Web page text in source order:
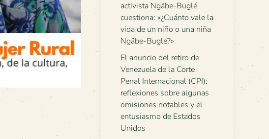
activista Ngäbe-Buglé
cuestiona: «¿Cuánto vale la
vida de un niño o una niña
Ngäbe-Buglé?»
El anuncio del retiro de
Venezuela de la Corte
Penal Internacional (CPI):
reflexiones sobre algunas
omisiones notables y el
entusiasmo de Estados
Unidos